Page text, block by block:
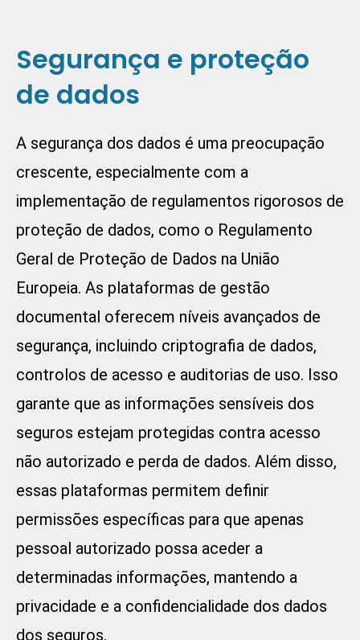
Segurança e proteção
de dados
A segurança dos dados é uma preocupação
crescente, especialmente com a
implementação de regulamentos rigorosos de
proteção de dados, como o Regulamento
Geral de Proteção de Dados na União
Europeia. As plataformas de gestão
documental oferecem níveis avançados de
segurança, incluindo criptografia de dados,
controlos de acesso e auditorias de uso. Isso
garante que as informações sensíveis dos
seguros estejam protegidas contra acesso
não autorizado e perda de dados. Além disso,
essas plataformas permitem definir
permissões específicas para que apenas
pessoal autorizado possa aceder a
determinadas informações, mantendo a
privacidade e a confidencialidade dos dados
dos seguros.